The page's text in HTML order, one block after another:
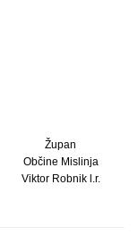
Župan
Občine Mislinja
Viktor Robnik l.r.